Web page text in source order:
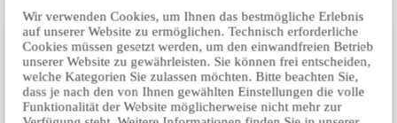
Wir verwenden Cookies, um Ihnen das bestmögliche Erlebnis
auf unserer Website zu ermöglichen. Technisch erforderliche
Cookies müssen gesetzt werden, um den einwandfreien Betrieb
unserer Website zu gewährleisten. Sie können frei entscheiden,
welche Kategorien Sie zulassen möchten. Bitte beachten Sie,
dass je nach den von Ihnen gewählten Einstellungen die volle
Funktionalität der Website möglicherweise nicht mehr zur